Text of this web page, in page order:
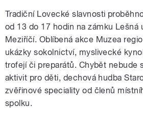
Tradiční Lovecké slavnosti
od 13 do 17 hodin na zámku Lešná
Meziříčí. Oblíbená akce Muzea
ukázky sokolnictví, myslivecké
trofejí či preparátů. Chybět nebude
aktivit pro děti, dechová hudba
zvěřinové speciality od členů
spolku.